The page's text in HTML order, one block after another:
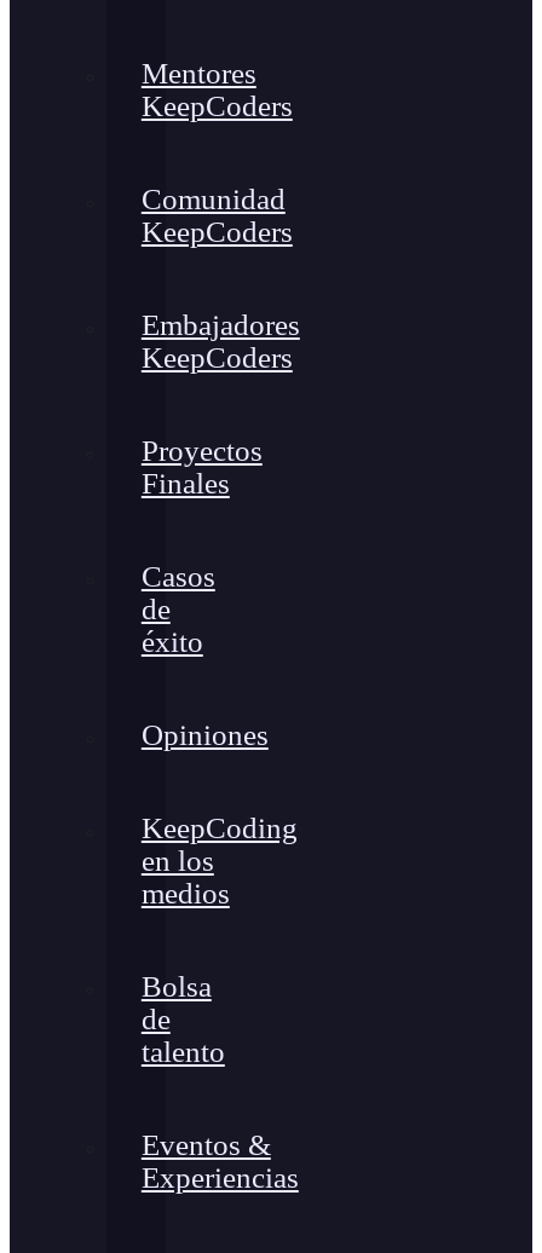
Mentores
KeepCoders
Comunidad
KeepCoders
Embajadores
KeepCoders
Proyectos
Finales
Casos
de
éxito
Opiniones
KeepCoding
en los
medios
Bolsa
de
talento
Eventos &
Experiencias